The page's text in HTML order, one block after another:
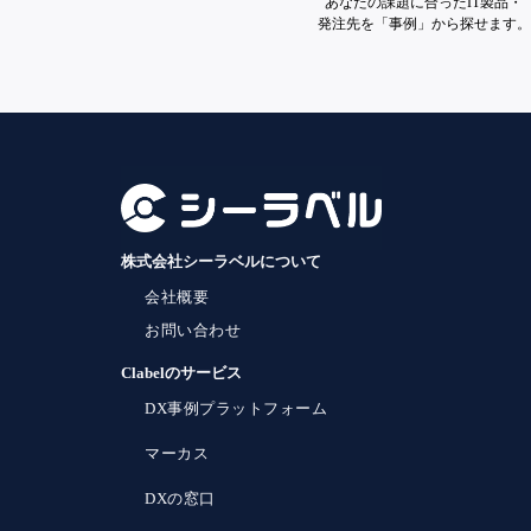
発注先を「事例」から探せます。
株式会社シーラベルについて
会社概要
お問い合わせ
Clabelのサービス
DX事例プラットフォーム
マーカス
DXの窓口